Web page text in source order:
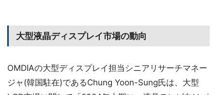
大型液晶ディスプレイ市場の動向
OMDIAの大型ディスプレイ担当シニアリサーチマネー
ジャ(韓国駐在)であるChung Yoon-Sung氏は、大型